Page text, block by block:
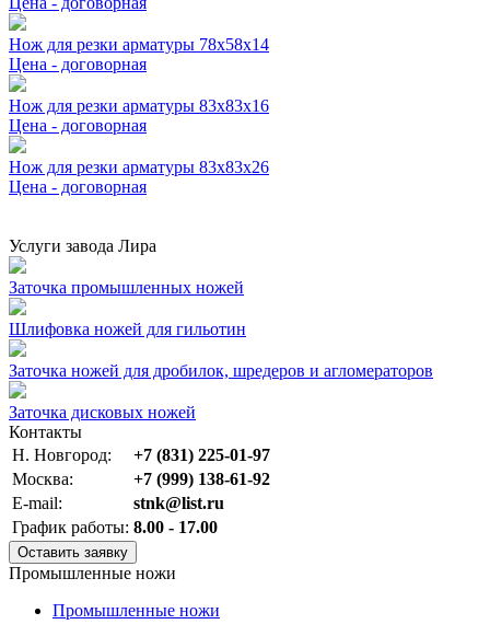
Нож для резки арматуры 78x58x14
Цена - договорная
Нож для резки арматуры 83x83x16
Цена - договорная
Нож для резки арматуры 83x83x26
Цена - договорная
Услуги завода Лира
Заточка промышленных ножей
Шлифовка ножей для гильотин
Заточка ножей для дробилок, шредеров и агломераторов
Заточка дисковых ножей
Контакты
Н. Новгород:
+7 (831) 225-01-97
Москва:
+7 (999) 138-61-92
E-mail:
stnk@list.ru
График работы: 8.00 - 17.00
Оставить заявку
Промышленные ножи
Промышленные ножи